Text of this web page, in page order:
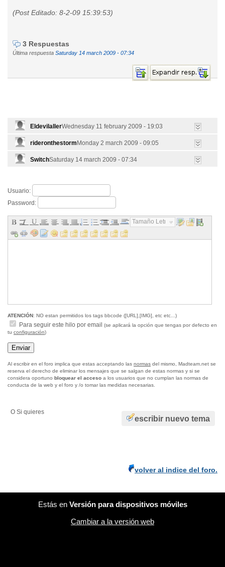
(Post Editado: 8-2-09 15:39:53)
3 Respuestas
Última respuesta Saturday 14 march 2009 - 07:34
EldevilallerWednesday 11 february 2009 - 19:03
rideronthestorm Monday 2 march 2009 - 09:05
SwitchSaturday 14 march 2009 - 07:34
Usuario:
Password:
Tamaño Letra...
ATENCIÓN: NO estan permitidos los tags bbcode ([URL],[IMG], etc etc...)
Para seguir este hilo por email
(se aplicará la opción que tengas por defecto en
tu configuración)
Al escribir en el foro implica que estas acceptando las normas del mismo, Madteam.net se
reserva el derecho de eliminar los mensajes que se salgan de estas normas y si se
considera oportuno bloquear el acceso a los usuarios que no cumplan las normas de
conducta de la web y el foro y /o tomar las medidas necesarias.
escribir nuevo tema
O Si quieres
volver al indice del foro.
Estás en Versión para dispositivos móviles
Cambiar a la versión web